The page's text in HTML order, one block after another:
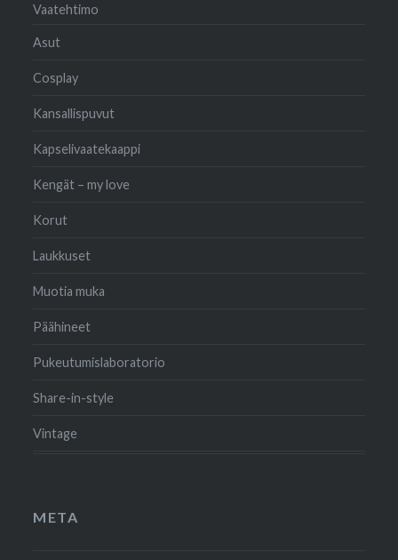
Vaatehtimo
Asut
Cosplay
Kansallispuvut
Kapselivaatekaappi
Kengät – my love
Korut
Laukkuset
Muotia muka
Päähineet
Pukeutumislaboratorio
Share-in-style
Vintage
META